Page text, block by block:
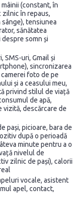
(constant, în
zilnic în repaus,
tensiunea
sănătatea
somn și
uri, Gmail și
sincronizarea
foto de pe
și a ceasului meu,
privind stilul de viață
de apă,
vizită, descărcare de
pași, picioare, bara de
după o perioadă
minute pentru a o
nivelul de
zilnic de pași), calorii
vocale, asistent
apel, contact,